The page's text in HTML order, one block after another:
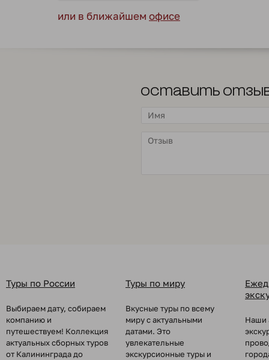
или в ближайшем офисе
Оставить
Туры по России
Выбираем дату, собираем
компанию и
путешествуем! Коллекция
актуальных сборных туров
от Калининграда до
Туры по миру
Вкусные туры по всему
миру с актуальными
датами. Это
увлекательные
экскурсионные туры и
Наши